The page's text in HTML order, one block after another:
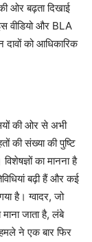
ओर बढ़ता दिखाई
वीडियो और BLA
दावों को आधिकारिक
की ओर से अभी
की संख्या की पुष्टि
का मानना है
बढ़ी हैं और कई
है। ग्वादर, जो
जाता है, लंबे
ने एक बार फिर